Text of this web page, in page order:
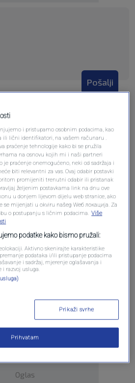
Pošalji
komentar
Oglas
Oglas
i pristupamo osobnim podacima, kao
ili lični identifikatori, na vašem računaru .
praćenje tehnologije kako bi se pružila
na osnovu kojih mi i naši partneri
je praćenje onemogućeno, neki od sadržaja i
biti relevantni za vas. Ovaj odabir postavki
promijeniti trenutni odabir ili pristanak
željenim postavkama link na dnu ove
u donjem lijevom dijelu web stranice, ako
se mijenjati u okviru našeg Wеб локација. Za
o postupanju s ličnim podacima. Više
podatke kako bismo pružali:
Aktivno skenirajte karakteristike
podataka i/ili pristupanje podacima
i sadržaj, mjerenje oglašavanja i
i razvoj usluga.
Prikaži svrhe
Prihvatam